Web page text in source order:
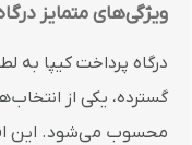
ویژگی‌های متمایز
درگاه پرداخت کیپا
گسترده، یکی از
محسوب می‌شود. این